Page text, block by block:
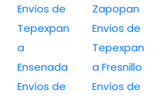
Envíos de
Tepexpan
a
Ensenada
Envíos de
Zapopan
Envíos de
Tepexpan
a Fresnillo
Envíos de